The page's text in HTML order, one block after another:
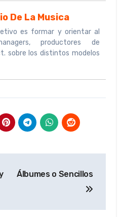
De La Musica
es formar y orientar al
productores de
sobre los distintos modelos
Álbumes o Sencillos